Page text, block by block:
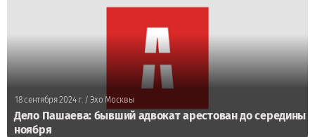
18 сентября 2024 г./ Эхо Москвы
Дело Пашаева: бывший адвокат арестован до середины
ноября